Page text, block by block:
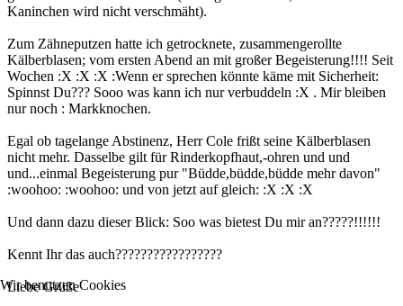
Kaninchen wird nicht verschmäht).
Zum Zähneputzen hatte ich getrocknete, zusammengerollte
Kälberblasen; vom ersten Abend an mit großer Begeisterung!!!! Seit
Wochen :X :X :X :Wenn er sprechen könnte käme mit Sicherheit:
Spinnst Du??? Sooo was kann ich nur verbuddeln :X . Mir bleiben
nur noch : Markknochen.
Egal ob tagelange Abstinenz, Herr Cole frißt seine Kälberblasen
nicht mehr. Dasselbe gilt für Rinderkopfhaut,-ohren und und
und...einmal Begeisterung pur "Büdde,büdde,büdde mehr davon"
:woohoo: :woohoo: und von jetzt auf gleich: :X :X :X
Und dann dazu dieser Blick: Soo was bietest Du mir an?????!!!!!!
Kennt Ihr das auch?????????????????
Liebe Grüße
Wir benutzen Cookies